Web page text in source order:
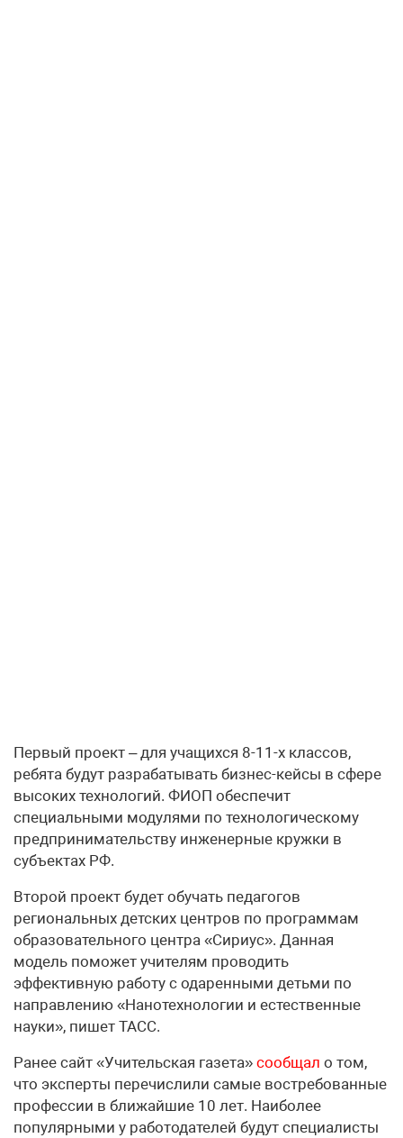
Первый проект – для учащихся 8-11-х классов,
ребята будут разрабатывать бизнес-кейсы в сфере
высоких технологий. ФИОП обеспечит
специальными модулями по технологическому
предпринимательству инженерные кружки в
субъектах РФ.
Второй проект будет обучать педагогов
региональных детских центров по программам
образовательного центра «Сириус». Данная
модель поможет учителям проводить
эффективную работу с одаренными детьми по
направлению «Нанотехнологии и естественные
науки», пишет ТАСС.
Ранее сайт «Учительская газета» сообщал о том,
что эксперты перечислили самые востребованные
профессии в ближайшие 10 лет. Наиболее
популярными у работодателей будут специалисты